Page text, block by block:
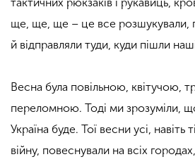
тактичних рюкзаків і рукавиць,
ще, ще, ще – це все розшукували,
й відправляли туди, куди пішли
Весна була повільною, квітучою,
переломною. Тоді ми зрозуміли,
Україна буде. Тої весни усі, навіть
війну, повеснували на всіх